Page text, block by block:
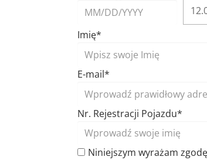
Imię*
E-mail*
Nr. Rejestracji Pojazdu*
Niniejszym wyrażam